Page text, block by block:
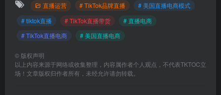
直播运营 # TikTok品牌直播
# 美国直播电商模式
# tiktok直播
# TikTok直播带货
# 直播电商
# TikTok直播电商
# 美国直播电商
© 版权声明
以上内容来源于网络或收集整理，内容属作者个人观点，不代表TKTOC立
场！文章版权归作者所有，未经允许请勿转载。